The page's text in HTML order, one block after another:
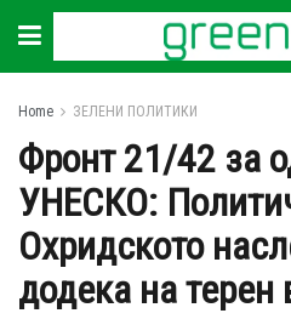
Home ЗЕЛЕНИ ПОЛИТИКИ
Фронт 21/42 за
УНЕСКО:
Охридското
додека на терен